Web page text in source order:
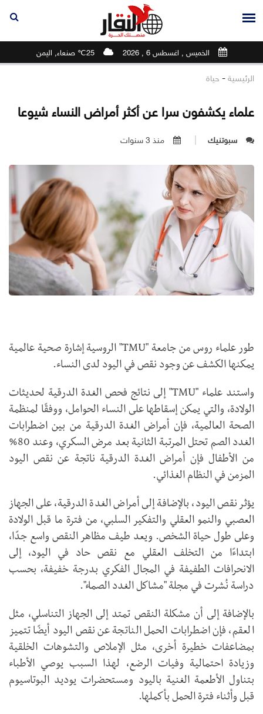
الخميس , اغسطس 6 , 2026 25℃ صنعاء, اليمن
الرئيسية - حياة
علماء يكشفون سرا عن أكثر أمراض النساء شيوعا
سبوتنيك منذ 3 سنوات
طور علماء روس من جامعة "TMU" الروسية إشارة صحية عالمية
يمكنها الكشف عن وجود نقص في اليود لدى النساء.
واستند علماء "TMU" إلى نتائج فحص الغدة الدرقية لحديثات
الولادة، والتي يمكن إسقاطها على النساء الحوامل، ووفقًا لمنظمة
الصحة العالمية، فإن أمراض الغدة الدرقية من بين اضطرابات
الغدد الصم تحتل المرتبة الثانية بعد مرض السكري، وعند 80%
من الأطفال فإن أمراض الغدة الدرقية ناتجة عن نقص اليود
المزمن في النظام الغذائي.
يؤثر نقص اليود، بالإضافة إلى أمراض الغدة الدرقية، على الجهاز
العصبي والنمو العقلي والتفكير السلبي، من فترة ما قبل الولادة
وعلى طول حياة الشخص. ويعد طيف مظاهر النقص واسع جدًا،
ابتداءًا من التخلف العقلي مع نقص حاد في اليود، إلى
الانحرافات الطفيفة في المجال الفكري بدرجة خفيفة، بحسب
دراسة نُشرت في مجلة "مشاكل الغدد الصماء".
بالإضافة إلى أن مشكلة النقص تمتد إلى الجهاز التناسلي، مثل
العقم، فإن اضطرابات الحمل الناتجة عن نقص اليود أيضًا تتميز
بمضاعفات خطيرة أخرى، مثل الإملاص والتشوهات الخلقية
وزيادة احتمالية وفيات الرضع، لهذا السبب يوصي الأطباء
بتناول الأطعمة الغنية باليود ومستحضرات يوديد البوتاسيوم
قبل وأثناء فترة الحمل بأكملها.